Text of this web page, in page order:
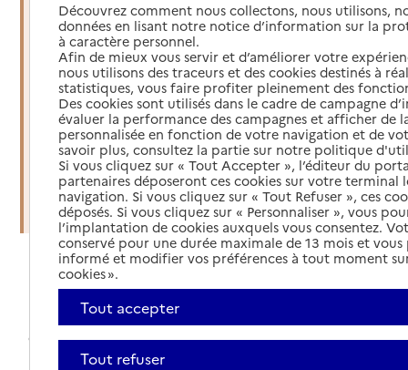
Vous êtes dans une situation
d’urgence ?
Mettre en place des services d'aide et de
soins à domicile
Organiser une sortie d'hospitalisation
Trouver un établissement d'accueil
Annuaires et comparateur de prix
Avec nos annuaires, simplifiez vos recherches,
comparez les prix des EHPAD ou orientez-vous sur le
site de votre département pour vos démarches
Découvrez comment nous collectons, nous utilisons,
données en lisant notre notice d’information sur la
à caractère personnel.
Afin de mieux vous servir et d’améliorer votre
nous utilisons des traceurs et des cookies destinés à
statistiques, vous faire profiter pleinement des
Des cookies sont utilisés dans le cadre de campagne
évaluer la performance des campagnes et afficher de
personnalisée en fonction de votre navigation et de
savoir plus, consultez la partie sur notre politique
Si vous cliquez sur « Tout Accepter », l’éditeur du
partenaires déposeront ces cookies sur votre terminal
navigation. Si vous cliquez sur « Tout Refuser », ces
déposés. Si vous cliquez sur « Personnaliser », vous
l’implantation de cookies auxquels vous consentez.
conservé pour une durée maximale de 13 mois et
informé et modifier vos préférences à tout moment
cookies ».
Tout accepter
Tout refuser